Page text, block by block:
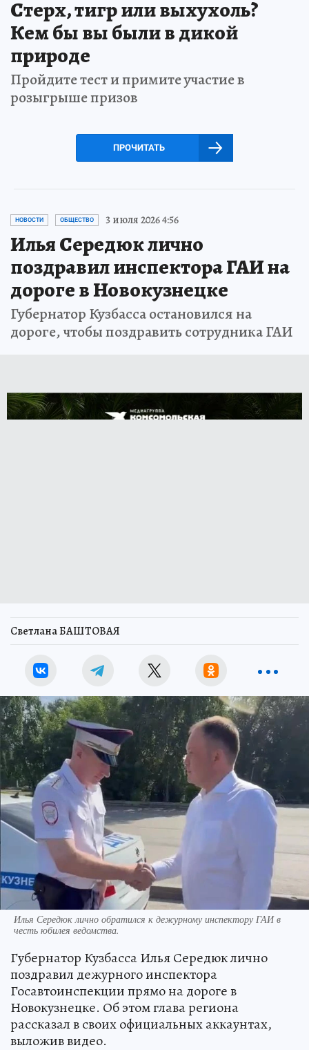
Стерх, тигр или выхухоль?
Кем бы вы были в дикой
природе
Пройдите тест и примите участие в
розыгрыше призов
ПРОЧИТАТЬ
НОВОСТИ ОБЩЕСТВО 3 июля 2026 4:56
Илья Середюк лично
поздравил инспектора ГАИ на
дороге в Новокузнецке
Губернатор Кузбасса остановился на
дороге, чтобы поздравить сотрудника ГАИ
Светлана БАШТОВАЯ
Илья Середюк лично обратился к дежурному инспектору ГАИ в
честь юбилея ведомства.
Губернатор Кузбасса Илья Середюк лично
поздравил дежурного инспектора
Госавтоинспекции прямо на дороге в
Новокузнецке. Об этом глава региона
рассказал в своих официальных аккаунтах,
выложив видео.